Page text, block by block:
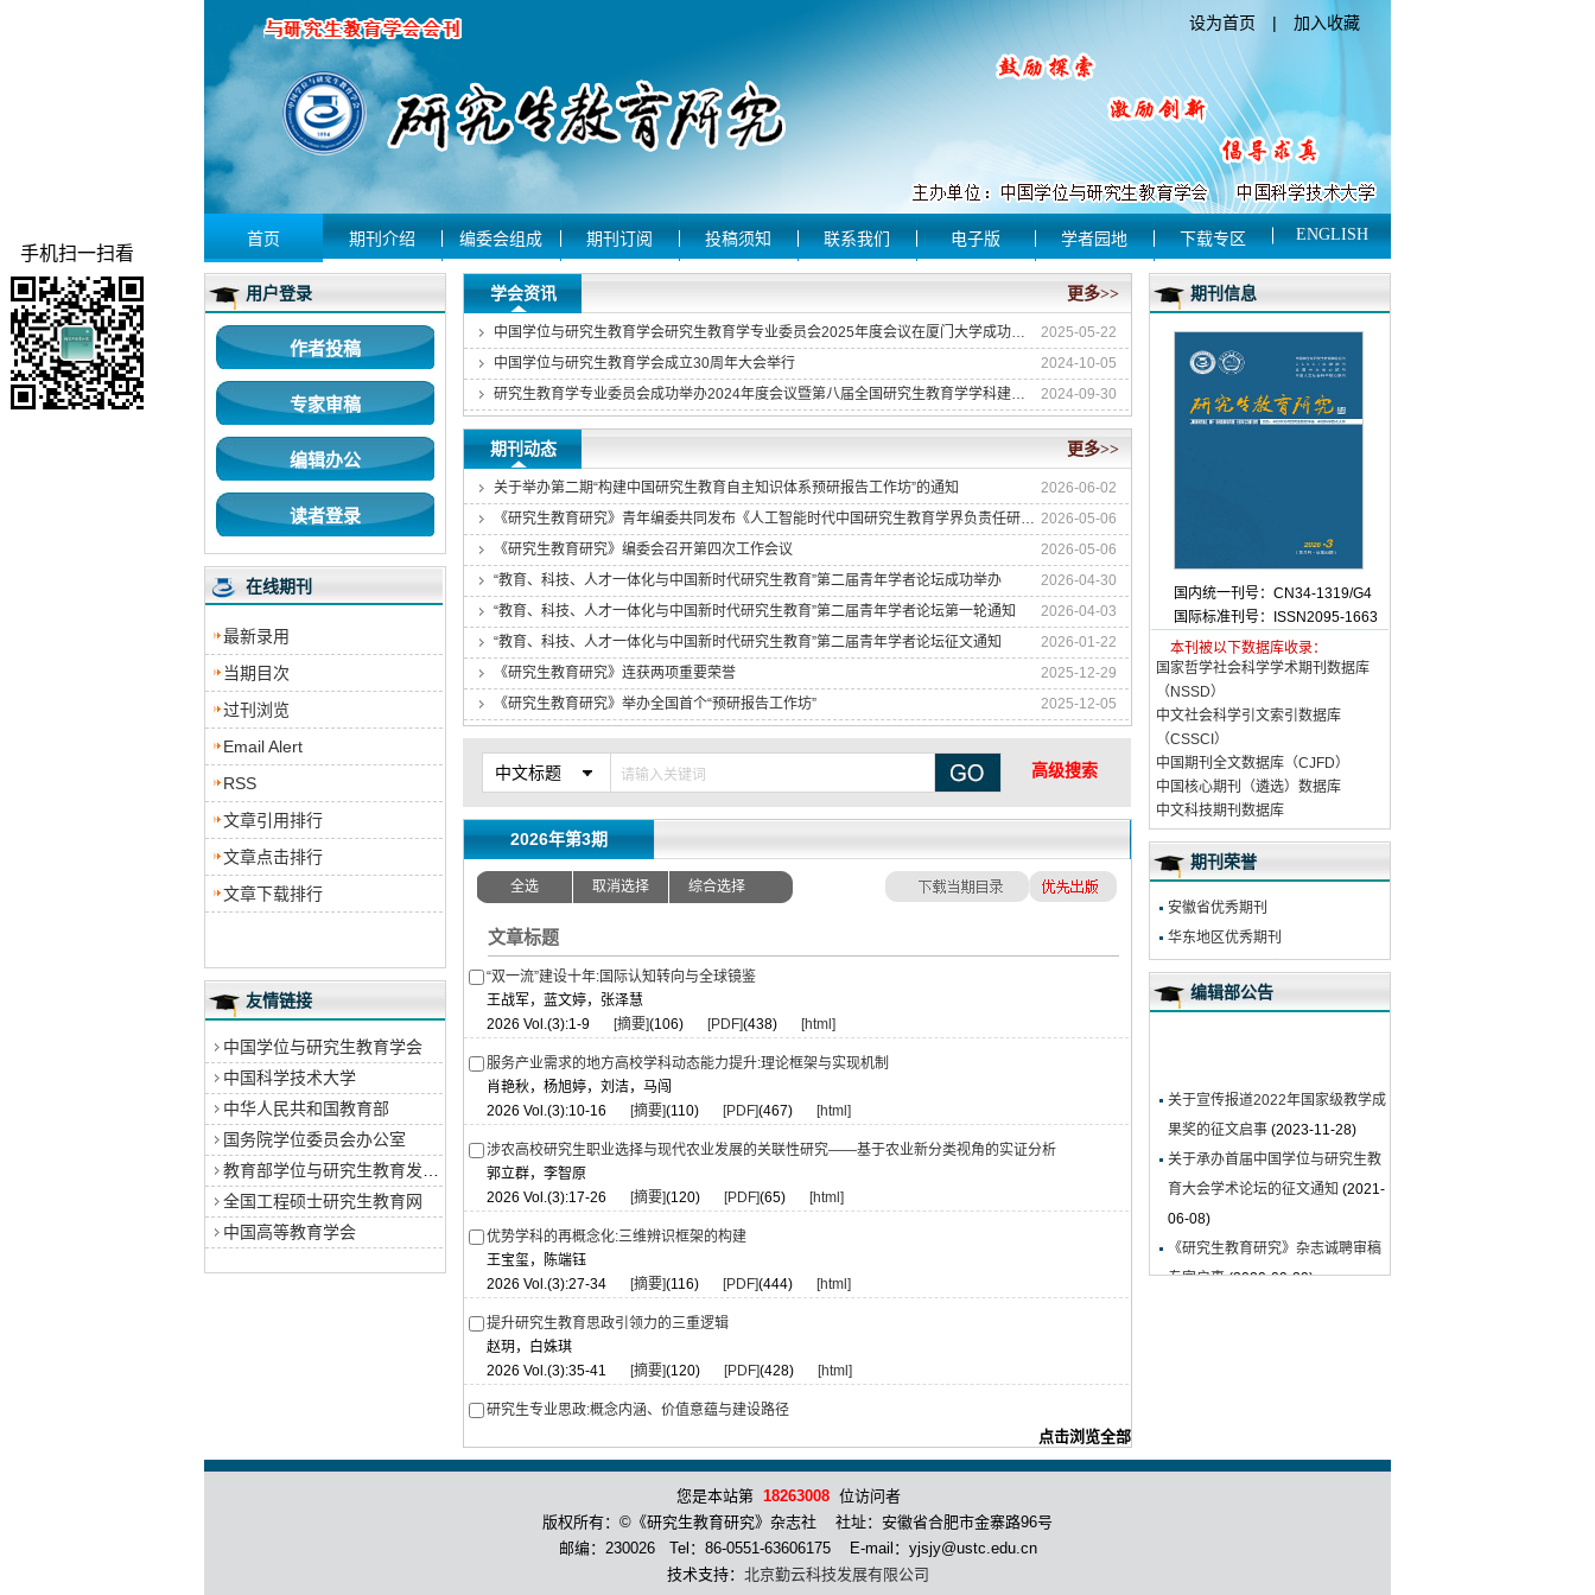
设为首页 | 加入收藏
首页 期刊介绍 编委会组成 期刊订阅 投稿须知 联系我们 电子版 学者园地 下载专区 ENGLISH
用户登录
作者投稿
专家审稿
编辑办公
读者登录
在线期刊
最新录用
当期目次
过刊浏览
Email Alert
RSS
文章引用排行
文章点击排行
文章下载排行
友情链接
中国学位与研究生教育学会
中国科学技术大学
中华人民共和国教育部
国务院学位委员会办公室
全国工程硕士研究生教育网
中国高等教育学会
学会资讯 更多>>
中国学位与研究生教育学会研究生教育学专业委员会2025年度会议在厦门大学成功举办
2025-05-22
中国学位与研究生教育学会成立30周年大会举行
2024-10-05
研究生教育学专业委员会成功举办2024年度会议暨第八届全国研究生教育学学科建设理论与实践高端论坛
2024-09-30
期刊动态 更多>>
关于举办第二期“构建中国研究生教育自主知识体系预研报告工作坊”的通知
2026-06-02
《研究生教育研究》青年编委共同发布《人工智能时代中国研究生教育学界负责任研究青年宣言》 2026-05-06
《研究生教育研究》编委会召开第四次工作会议
2026-05-06
“教育、科技、人才一体化与中国新时代研究生教育”第二届青年学者论坛成功举办
2026-04-30
“教育、科技、人才一体化与中国新时代研究生教育”第二届青年学者论坛第一轮通知
2026-04-03
“教育、科技、人才一体化与中国新时代研究生教育”第二届青年学者论坛征文通知
2026-01-22
《研究生教育研究》连获两项重要荣誉
2025-12-29
《研究生教育研究》举办全国首个“预研报告工作坊”
2025-12-05
中文标题 高级搜索
2026年第3期
全选 取消选择 综合选择
文章标题
“双一流”建设十年:国际认知转向与全球镜鉴
王战军，蓝文婷，张泽慧
2026 Vol.(3):1-9
[摘要](106) [PDF](438) [html]
服务产业需求的地方高校学科动态能力提升:理论框架与实现机制
肖艳秋，杨旭婷，刘洁，马闯
2026 Vol.(3):10-16
[摘要](110) [PDF](467) [html]
涉农高校研究生职业选择与现代农业发展的关联性研究——基于农业新分类视角的实证分析
郭立群，李智原
2026 Vol.(3):17-26
[摘要](120) [PDF](65) [html]
优势学科的再概念化:三维辨识框架的构建
王宝玺，陈端钰
2026 Vol.(3):27-34
[摘要](116) [PDF](444) [html]
提升研究生教育思政引领力的三重逻辑
赵玥，白姝琪
2026 Vol.(3):35-41
[摘要](120) [PDF](428) [html]
研究生专业思政:概念内涵、价值意蕴与建设路径
2026 Vol.(3):42-48
[摘要](106) [PDF](433) [html]
教学情境下博士生导学关系满意度的影响因素及优化建议——基于博士生与导师双主体视角
杨院，任浙鑫，张立迁
2026 Vol.(3):49-59
[摘要] (112) [PDF] (448) [html]
研究生导学关系伦理失度的成因与纾解——基于“非对称性责任”的理论视角
点击浏览全部
期刊信息
国内统一刊号： CN34-1319/G4
国际标准刊号：
ISSN2095-1663
本刊被以下数据库收录：
国家哲学社会科学学术期刊数据库
（NSSD）
中文社会科学引文索引数据库
（CSSCI）
中国期刊全文数据库（CJFD）
中国核心期刊（遴选）数据库
中文科技期刊数据库
期刊荣誉
安徽省优秀期刊
华东地区优秀期刊
刊奖编辑部公告
关于宣传报道2022年国家级教学成
果奖的征文启事
关于承办首届中国学位与研究生教
育大会学术论坛的征文通知
《研究生教育研究》杂志诚聘审稿
专家启事
网站上线 (2014-10-09)
您是本站第 18263008位访问者
版权所有：©《研究生教育研究》杂志社 社址：安徽省合肥市金寨路96号
邮编：230026 Tel：86-0551-63606175 E-mail：yjsjy@ustc.edu.cn
技术支持： 北京勤云科技发展有限公司
手机扫一扫看